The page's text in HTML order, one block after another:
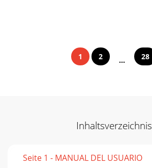
1 2 ... 28
Inhaltsverzeichnis
Seite 1 - MANUAL DEL USUARIO